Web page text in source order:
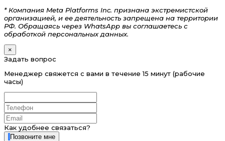
* Компания Meta Platforms Inc. признана экстремистской
организацией, и ее деятельность запрещена на территории
РФ. Обращаясь через WhatsApp вы соглашаетесь с
обработкой персональных данных.
×
Задать вопрос
Менеджер свяжется с вами в течение 15 минут (рабочие
часы)
Как удобнее связаться?
Позвоните мне